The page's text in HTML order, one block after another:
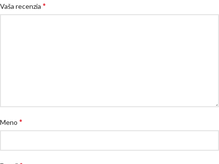
Vaša recenzia *
Meno *